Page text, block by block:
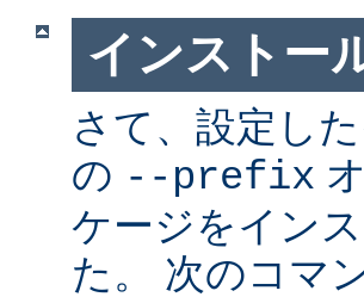
インストー
さて、設定し
の --prefix
ケージをイン
た。 次のコマ